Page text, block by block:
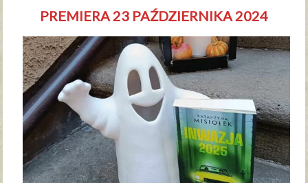
PREMIERA 23 PAŹDZIERNIKA 2024